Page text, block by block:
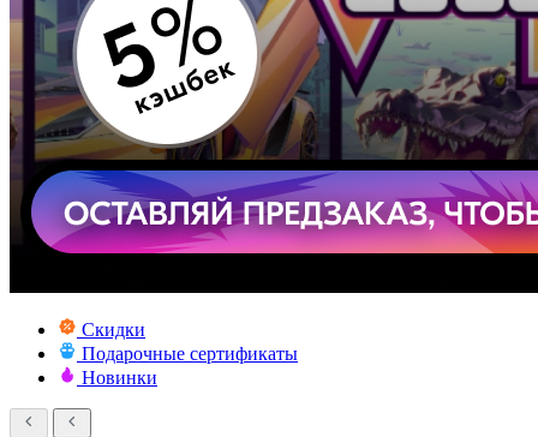
Скидки
Подарочные сертификаты
Новинки